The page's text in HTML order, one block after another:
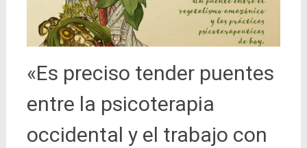
«Es preciso tender puentes
entre la psicoterapia
occidental y el trabajo con